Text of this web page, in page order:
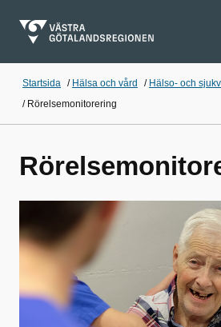
Startsida / Hälsa och vård / Hälso- och
/ Rörelsemonitorering